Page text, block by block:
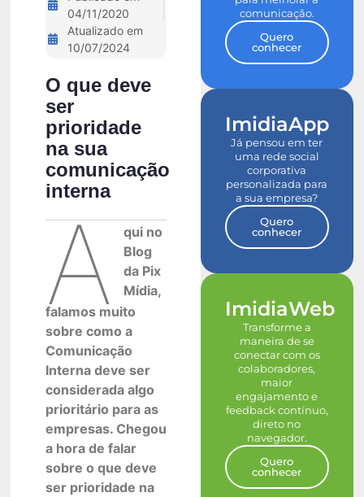
04/11/2020
Atualizado em
10/07/2024
O que deve
ser
prioridade
na sua
comunicação
interna
A
qui no
Blog
da Pix
Mídia,
falamos muito
sobre como a
Comunicação
Interna deve ser
considerada algo
prioritário para as
empresas. Chegou
a hora de falar
sobre o que deve
ser prioridade na
comunicação.
Quero
conhecer
ImidiaApp
Já pensou em ter
uma rede social
corporativa
personalizada para
a sua empresa?
Quero
conhecer
ImidiaWeb
Transforme a
maneira de se
conectar com os
colaboradores,
maior
engajamento e
feedback contínuo,
direto no
navegador.
Quero
conhecer